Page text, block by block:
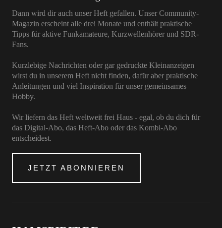
Dann wird dir auch unser Heft gefallen. Unser Community-
Magazin erscheint alle drei Monate und enthält praktische
Tipps für aktive Funkamateure, Kurzwellenhörer und SDR-
Fans.
Kurzlebige Nachrichten oder gar gedruckte Kleinanzeigen
wirst du in unserem Heft nicht finden, dafür aber praktische
Anleitungen und viel Inspiration für unser gemeinsames
Hobby.
Wir liefern das Heft weltweit frei Haus - egal, ob du dich für
das Digital-Abo, das Heft-Abo oder das Kombi-Abo
entscheidest.
JETZT ABONNIEREN